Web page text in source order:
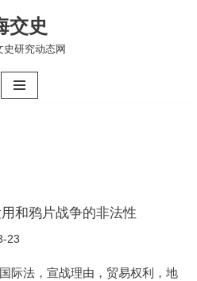
交史
史研究动态网
和鸦片战争的非法性
23
际法，宣战理由，贸易权利，地